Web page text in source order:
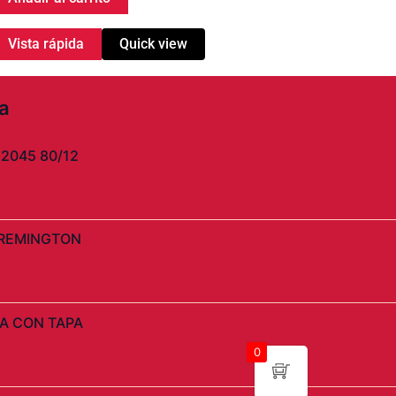
Vista rápida Quick view
2045 80/12
precio
CON TAPA
0